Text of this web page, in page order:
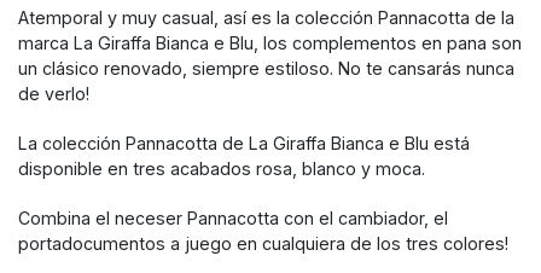
Atemporal y muy casual, así es la colección Pannacotta de la
marca La Giraffa Bianca e Blu, los complementos en pana son
un clásico renovado, siempre estiloso. No te cansarás nunca
de verlo!
La colección Pannacotta de La Giraffa Bianca e Blu está
disponible en tres acabados rosa, blanco y moca.
Combina el neceser Pannacotta con el cambiador, el
portadocumentos a juego en cualquiera de los tres colores!